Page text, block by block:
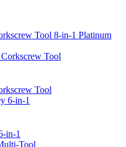
Tool 8-in-1 Platinum
Tool
in-1